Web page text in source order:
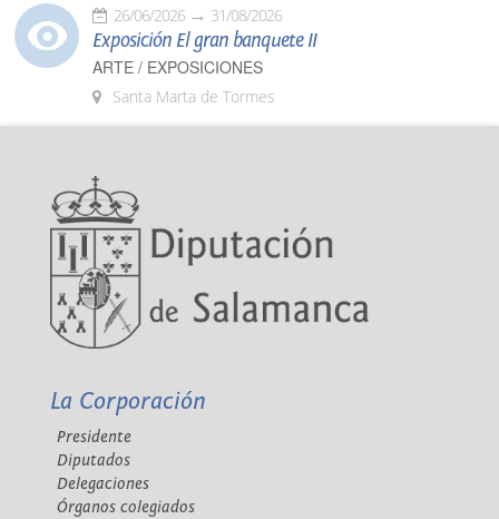
26/06/2026 31/08/2026
Exposición El gran banquete II
ARTE / EXPOSICIONES
Santa Marta de Tormes
La Corporación
Presidente
Diputados
Delegaciones
Órganos colegiados